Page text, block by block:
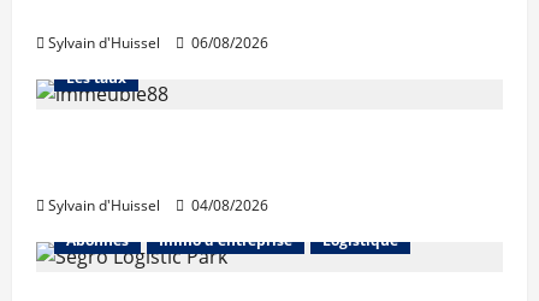
Sylvain d'Huissel 06/08/2026
Abonnés Financement
Les taux
Sylvain d'Huissel
04/08/2026
Abonnés
Immo d'entreprise Logistique